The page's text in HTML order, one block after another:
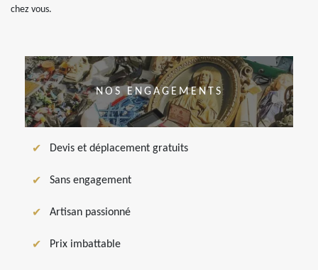
chez vous.
NOS ENGAGEMENTS
Devis et déplacement gratuits
Sans engagement
Artisan passionné
Prix imbattable